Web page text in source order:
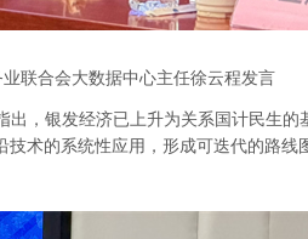
联合会大数据中心主任徐云程发言
，银发经济已上升为关系国计民生
术的系统性应用，形成可迭代的路